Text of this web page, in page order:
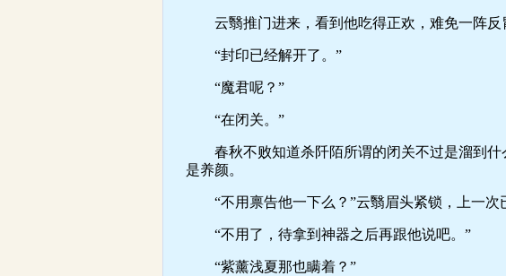
云翳推门进来，看到他吃得正欢，难免一阵反
“封印已经解开了。”
“魔君呢？”
“在闭关。”
春秋不败知道杀阡陌所谓的闭关不过是溜到什
是养颜。
“不用禀告他一下么？”云翳眉头紧锁，上一次
“不用了，待拿到神器之后再跟他说吧。”
“紫薰浅夏那也瞒着？”